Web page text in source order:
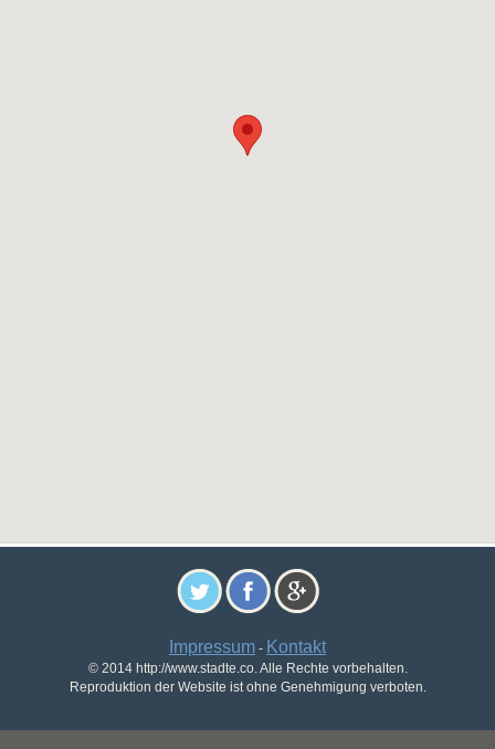
Impressum - Kontakt
© 2014 http://www.stadte.co. Alle Rechte vorbehalten.
Reproduktion der Website ist ohne Genehmigung verboten.